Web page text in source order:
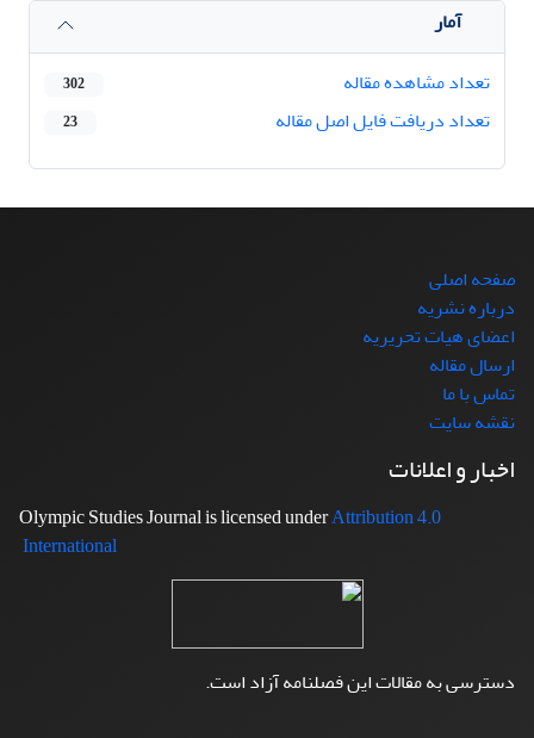
آمار
تعداد مشاهده مقاله
302
تعداد دریافت فایل اصل مقاله 23
صفحه اصلی
درباره نشریه
اعضای هیات تحریریه
ارسال مقاله
تماس با ما
نقشه سایت
اخبار و اعلانات
Attribution 4.0
International
دسترسی به مقالات این فصلنامه آزاد است.